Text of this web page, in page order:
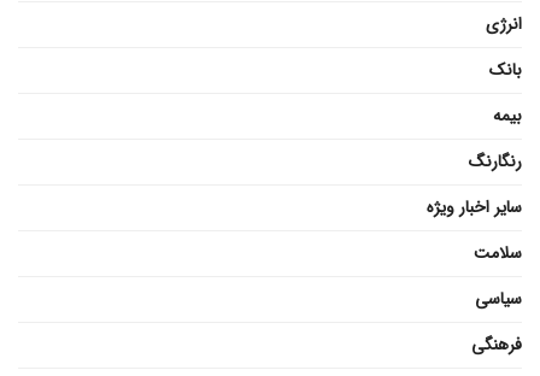
انرژی
بانک
بیمه
رنگارنگ
سایر اخبار ویژه
سلامت
سیاسی
فرهنگی